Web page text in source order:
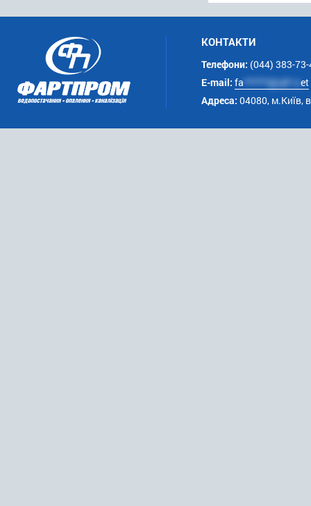
КОНТАКТИ
Телефони: (044) 383-
E-mail: fa ******@uk*.net
Адреса: 04080, м.Київ,